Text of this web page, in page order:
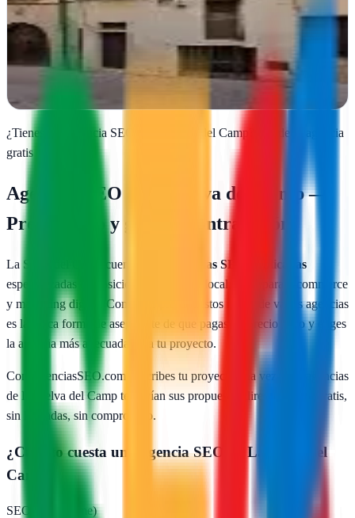
La Selva del Camp, Tarragona
Diseño web y campañas publicitarias que impulsan negocios en
Tarragona. Estrategia digital completa desde La Selva del Camp
Ver ficha
¿Tienes una agencia SEO en La Selva del Camp
Añade tu agencia
gratis
Agencias SEO en La Selva del Camp—
Presupuesto y guía de contratación
La Selva del Camp cuenta con
agencias SEO publicadas
especializadas en posicionamiento web local, SEO para e-commerce
y marketing digital. Comparar presupuestos reales de varias agencias
es la única forma de asegurarte de que pagas un precio justo y eliges
la agencia más adecuada para tu proyecto.
Con AgenciasSEO.com describes tu proyecto una vez y las agencias
de La Selva del Camp te envían sus propuestas directamente. Gratis,
sin llamadas, sin compromiso.
¿Cuánto cuesta una agencia SEO en La Selva del
Camp
SEO local (pyme)